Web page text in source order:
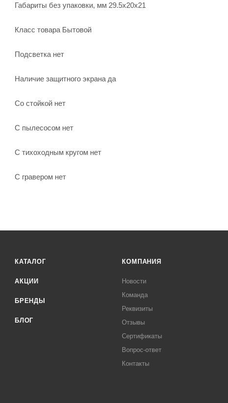
Габариты без упаковки, мм 29.5х20х21
Класс товара Бытовой
Подсветка нет
Наличие защитного экрана да
Со стойкой нет
С пылесосом нет
С тихоходным кругом нет
С гравером нет
КАТАЛОГ
АКЦИИ
БРЕНДЫ
БЛОГ
КОМПАНИЯ
Новости
Команда
Реквизиты
Отзывы
Сертификаты
Вопрос-ответ
Контакты